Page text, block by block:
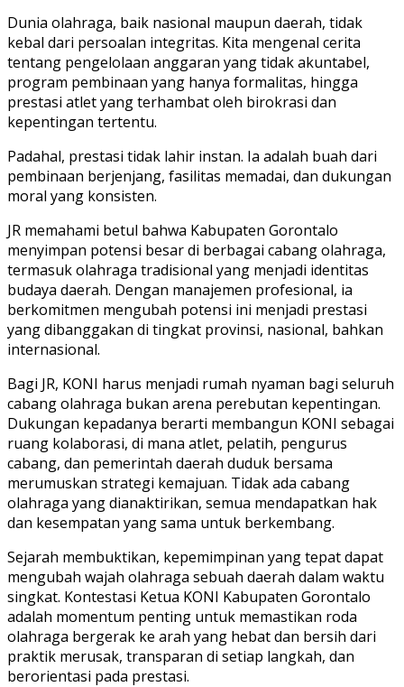
Dunia olahraga, baik nasional maupun daerah, tidak
kebal dari persoalan integritas. Kita mengenal cerita
tentang pengelolaan anggaran yang tidak akuntabel,
program pembinaan yang hanya formalitas, hingga
prestasi atlet yang terhambat oleh birokrasi dan
kepentingan tertentu.
Padahal, prestasi tidak lahir instan. Ia adalah buah dari
pembinaan berjenjang, fasilitas memadai, dan dukungan
moral yang konsisten.
JR memahami betul bahwa Kabupaten Gorontalo
menyimpan potensi besar di berbagai cabang olahraga,
termasuk olahraga tradisional yang menjadi identitas
budaya daerah. Dengan manajemen profesional, ia
berkomitmen mengubah potensi ini menjadi prestasi
yang dibanggakan di tingkat provinsi, nasional, bahkan
internasional.
Bagi JR, KONI harus menjadi rumah nyaman bagi seluruh
cabang olahraga bukan arena perebutan kepentingan.
Dukungan kepadanya berarti membangun KONI sebagai
ruang kolaborasi, di mana atlet, pelatih, pengurus
cabang, dan pemerintah daerah duduk bersama
merumuskan strategi kemajuan. Tidak ada cabang
olahraga yang dianaktirikan, semua mendapatkan hak
dan kesempatan yang sama untuk berkembang.
Sejarah membuktikan, kepemimpinan yang tepat dapat
mengubah wajah olahraga sebuah daerah dalam waktu
singkat. Kontestasi Ketua KONI Kabupaten Gorontalo
adalah momentum penting untuk memastikan roda
olahraga bergerak ke arah yang hebat dan bersih dari
praktik merusak, transparan di setiap langkah, dan
berorientasi pada prestasi.